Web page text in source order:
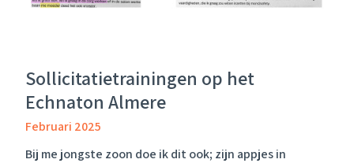
Sollicitatietrainingen op het
Echnaton Almere
Februari 2025
Bij me jongste zoon doe ik dit ook; zijn appjes in